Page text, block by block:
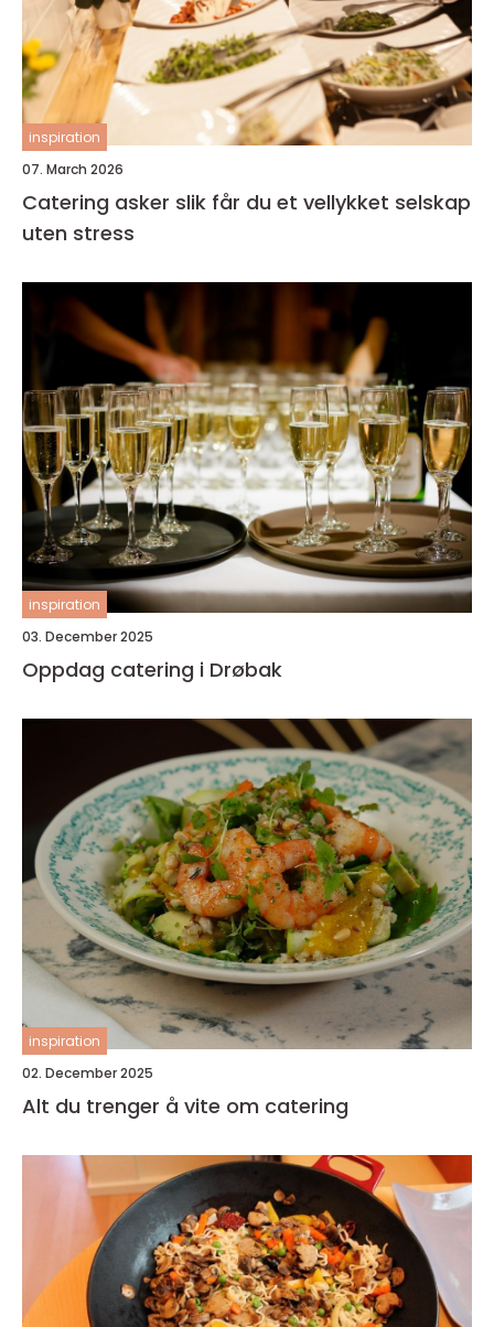
inspiration
07. March 2026
Catering asker slik får du et vellykket selskap
uten stress
inspiration
03. December 2025
Oppdag catering i Drøbak
inspiration
02. December 2025
Alt du trenger å vite om catering